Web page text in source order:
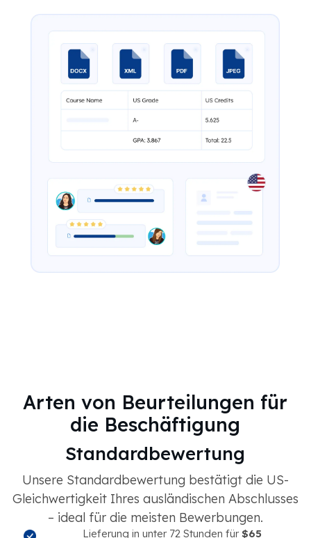
Arten von Beurteilungen für
die Beschäftigung
Standardbewertung
Unsere Standardbewertung bestätigt die US-
Gleichwertigkeit Ihres ausländischen Abschlusses
– ideal für die meisten Bewerbungen.
Lieferung in unter 72 Stunden für$65